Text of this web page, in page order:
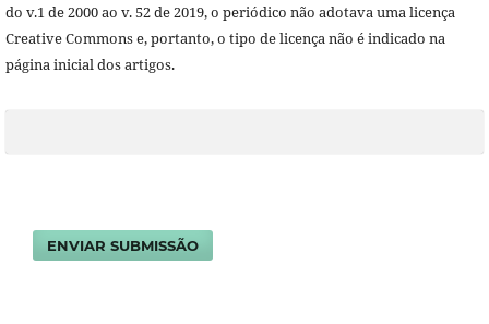
do v.1 de 2000 ao v. 52 de 2019, o periódico não adotava uma licença
Creative Commons e, portanto, o tipo de licença não é indicado na
página inicial dos artigos.
ENVIAR SUBMISSÃO